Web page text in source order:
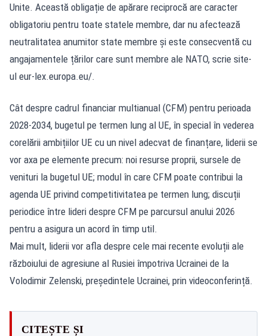
Unite. Această obligație de apărare reciprocă are caracter
obligatoriu pentru toate statele membre, dar nu afectează
neutralitatea anumitor state membre și este consecventă cu
angajamentele țărilor care sunt membre ale NATO, scrie site-
ul eur-lex.europa.eu/.
Cât despre cadrul financiar multianual (CFM) pentru perioada
2028-2034, bugetul pe termen lung al UE, în special în vederea
corelării ambițiilor UE cu un nivel adecvat de finanțare, liderii se
vor axa pe elemente precum: noi resurse proprii, sursele de
venituri la bugetul UE; modul în care CFM poate contribui la
agenda UE privind competitivitatea pe termen lung; discuții
periodice între lideri despre CFM pe parcursul anului 2026
pentru a asigura un acord în timp util.
Mai mult, liderii vor afla despre cele mai recente evoluții ale
războiului de agresiune al Rusiei împotriva Ucrainei de la
Volodimir Zelenski, președintele Ucrainei, prin videoconferință.
CITEȘTE ȘI